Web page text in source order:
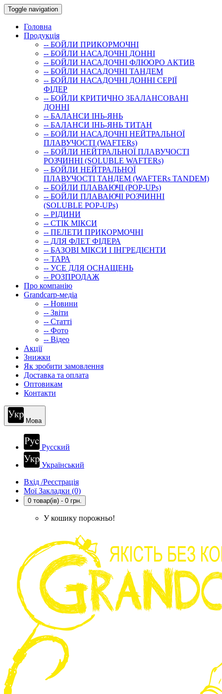
Toggle navigation
Головна
Продукція
-- БОЙЛИ ПРИКОРМОЧНI
-- БОЙЛИ НАСАДОЧНI ДОННI
-- БОЙЛИ НАСАДОЧНІ ФЛЮОРО АКТИВ
-- БОЙЛИ НАСАДОЧНІ ТАНДЕМ
-- БОЙЛИ НАСАДОЧНI ДОННI СЕРIÏ
ФIДЕР
-- БОЙЛИ КРИТИЧНО ЗБАЛАНСОВАНІ
ДОННІ
-- БАЛАНСИ ІНЬ-ЯНЬ
-- БАЛАНСИ ІНЬ-ЯНЬ ТИТАН
-- БОЙЛИ НАСАДОЧНI НЕЙТРАЛЬНОÏ
ПЛАВУЧОСТI (WAFTERs)
-- БОЙЛИ НЕЙТРАЛЬНОЇ ПЛАВУЧОСТІ
РОЗЧИННІ (SOLUBLE WAFTERs)
-- БОЙЛИ НЕЙТРАЛЬНОЇ
ПЛАВУЧОСТІ ТАНДЕМ (WAFTERs TANDEM)
-- БОЙЛИ ПЛАВАЮЧІ (POP-UPs)
-- БОЙЛИ ПЛАВАЮЧI РОЗЧИННI
(SOLUBLE POP-UPs)
-- РIДИНИ
-- СТIК МIКСИ
-- ПЕЛЕТИ ПРИКОРМОЧНІ
-- ДЛЯ ФЛЕТ ФІДЕРА
-- БАЗОВІ МІКСИ І ІНГРЕДІЄНТИ
-- ТАРА
-- УСЕ ДЛЯ ОСНАЩЕНЬ
-- РОЗПРОДАЖ
Про компанію
Grandcarp-медіа
-- Новини
-- Звіти
-- Статті
-- Фото
-- Відео
Акції
Знижки
Як зробити замовлення
Доставка та оплата
Оптовикам
Контакти
Мова
Русский
Український
Вхід /Реєстрація
Мої Закладки (0)
0 товар(ів) - 0 грн.
У кошику порожньо!